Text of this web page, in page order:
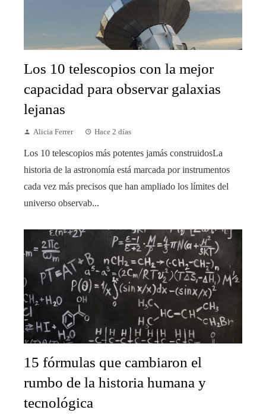
Los 10 telescopios con la mejor
capacidad para observar galaxias
lejanas
Alicia Ferrer Hace 2 días
Los 10 telescopios más potentes jamás construidosLa
historia de la astronomía está marcada por instrumentos
cada vez más precisos que han ampliado los límites del
universo observab...
15 fórmulas que cambiaron el
rumbo de la historia humana y
tecnológica